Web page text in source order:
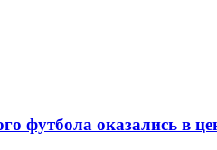
футбола оказались в